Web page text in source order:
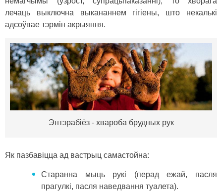
лечаць выключна выкананнем гігіены, што некалькі
адсоўвае тэрмін акрыяння.
Энтэрабіёз - хвароба брудных рук
Як пазбавіцца ад вастрыц самастойна:
Старанна мыць рукі (перад ежай, пасля
прагулкі, пасля наведвання туалета).